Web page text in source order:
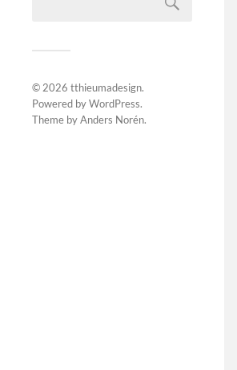
© 2026 tthieumadesign.
Powered byWordPress.
Theme byAnders Norén.